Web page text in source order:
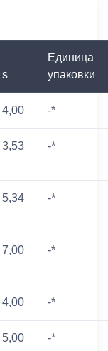
s
Единица
упаковки
4,00 -*
3,53 -*
5,34 -*
7,00 -*
4,00 -*
5,00 -*